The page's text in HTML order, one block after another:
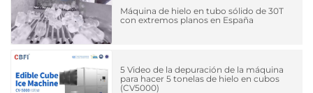
Máquina de hielo en tubo sólido de 30T
con extremos planos en España
5 Video de la depuración de la máquina
para hacer 5 tonelas de hielo en cubos
(CV5000)